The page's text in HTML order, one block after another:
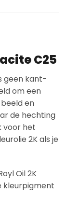
C25
geen kant-
om een
en
de hechting
voor het
2K als je
Oil 2K